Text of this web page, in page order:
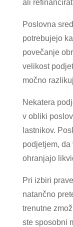
ali
Poslovna
potrebujejo
povečanje
velikost
močno
Nekatera
v obliki
lastnikov.
podjetjem, da
ohranjajo
Pri izbiri
natančno
trenutne
ste sposobni